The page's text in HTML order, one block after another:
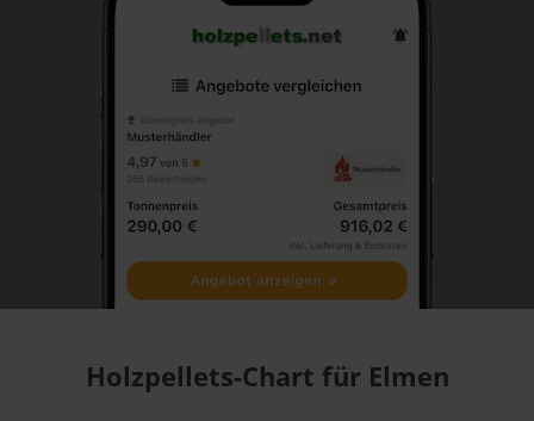
Holzpellets-Chart für Elmen